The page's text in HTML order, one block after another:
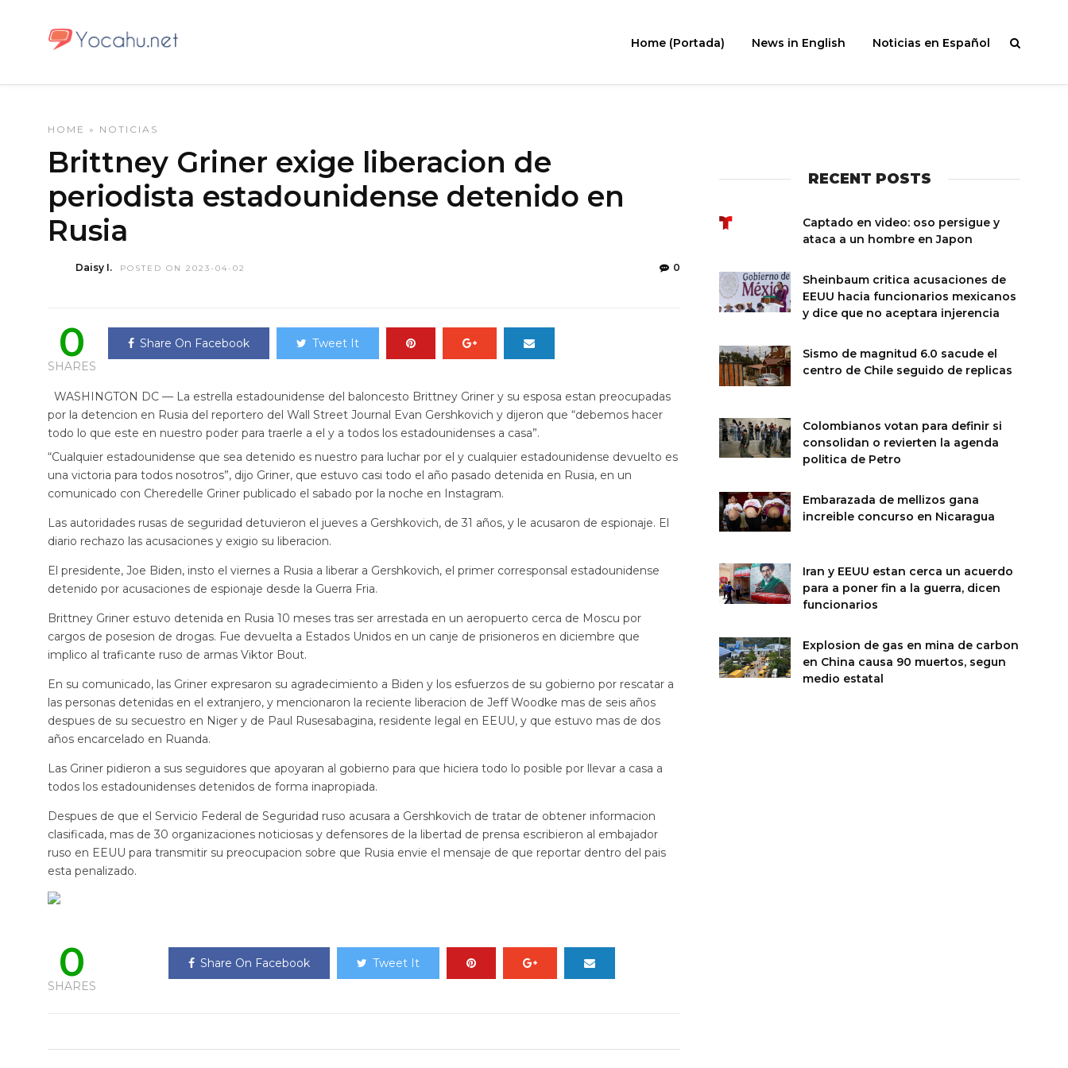
Home (Portada) News in English Noticias en Español
HOME » NOTICIAS
Brittney Griner exige liberacion de
periodista estadounidense detenido en
Rusia
Daisy I. POSTED ON 2023-04-02 0
0
SHARES
Share On Facebook Tweet It
WASHINGTON DC — La estrella estadounidense del baloncesto Brittney Griner y su esposa estan preocupadas
por la detencion en Rusia del reportero del Wall Street Journal Evan Gershkovich y dijeron que “debemos hacer
todo lo que este en nuestro poder para traerle a el y a todos los estadounidenses a casa”.
“Cualquier estadounidense que sea detenido es nuestro para luchar por el y cualquier estadounidense devuelto es
una victoria para todos nosotros”, dijo Griner, que estuvo casi todo el año pasado detenida en Rusia, en un
comunicado con Cheredelle Griner publicado el sabado por la noche en Instagram.
Las autoridades rusas de seguridad detuvieron el jueves a Gershkovich, de 31 años, y le acusaron de espionaje. El
diario rechazo las acusaciones y exigio su liberacion.
El presidente, Joe Biden, insto el viernes a Rusia a liberar a Gershkovich, el primer corresponsal estadounidense
detenido por acusaciones de espionaje desde la Guerra Fria.
Brittney Griner estuvo detenida en Rusia 10 meses tras ser arrestada en un aeropuerto cerca de Moscu por
cargos de posesion de drogas. Fue devuelta a Estados Unidos en un canje de prisioneros en diciembre que
implico al traficante ruso de armas Viktor Bout.
En su comunicado, las Griner expresaron su agradecimiento a Biden y los esfuerzos de su gobierno por rescatar a
las personas detenidas en el extranjero, y mencionaron la reciente liberacion de Jeff Woodke mas de seis años
despues de su secuestro en Niger y de Paul Rusesabagina, residente legal en EEUU, y que estuvo mas de dos
años encarcelado en Ruanda.
Las Griner pidieron a sus seguidores que apoyaran al gobierno para que hiciera todo lo posible por llevar a casa a
todos los estadounidenses detenidos de forma inapropiada.
Despues de que el Servicio Federal de Seguridad ruso acusara a Gershkovich de tratar de obtener informacion
clasificada, mas de 30 organizaciones noticiosas y defensores de la libertad de prensa escribieron al embajador
ruso en EEUU para transmitir su preocupacion sobre que Rusia envie el mensaje de que reportar dentro del pais
esta penalizado.
0
SHARES
Share On Facebook Tweet It
RECENT POSTS
Captado en video: oso persigue y
ataca a un hombre en Japon
Sheinbaum critica acusaciones de
EEUU hacia funcionarios mexicanos
y dice que no aceptara injerencia
Sismo de magnitud 6.0 sacude el
centro de Chile seguido de replicas
Colombianos votan para definir si
consolidan o revierten la agenda
politica de Petro
Embarazada de mellizos gana
increible concurso en Nicaragua
Iran y EEUU estan cerca un acuerdo
para a poner fin a la guerra, dicen
funcionarios
Explosion de gas en mina de carbon
en China causa 90 muertos, segun
medio estatal